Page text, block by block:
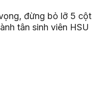
đừng bỏ lỡ 5 cột
tân sinh viên HSU